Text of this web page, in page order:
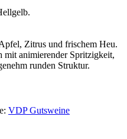
blasses Hellgelb.
Zitrus und frischem Heu.
mit animierender Spritzigkeit,
runden Struktur.
VDP Gutsweine